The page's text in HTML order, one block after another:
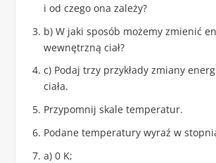
i od czego ona zależy?
b) W jaki sposób możemy zmienić
wewnętrzną ciał?
c) Podaj trzy przykłady zmiany
ciała.
Przypomnij skale temperatur.
Podane temperatury wyraź w
a) 0 K;